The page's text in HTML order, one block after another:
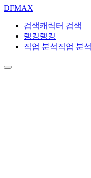
DFMAX
검색캐릭터 검색
랭킹랭킹
직업 분석직업 분석